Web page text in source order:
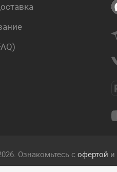
Ознакомьтесь с офертой и